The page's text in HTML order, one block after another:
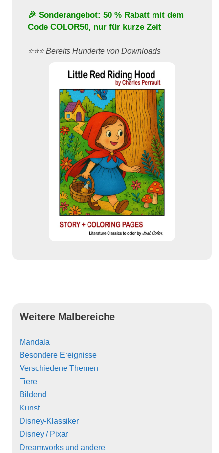
🎉 Sonderangebot: 50 % Rabatt mit dem
Code COLOR50, nur für kurze Zeit
⭐️⭐️⭐️ Bereits Hunderte von Downloads
Weitere Malbereiche
Mandala
Besondere Ereignisse
Verschiedene Themen
Tiere
Bildend
Kunst
Disney-Klassiker
Disney / Pixar
Dreamworks und andere